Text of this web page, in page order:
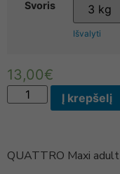
Svoris
Išvalyti
13,00€
Į krepšelį
QUATTRO Maxi